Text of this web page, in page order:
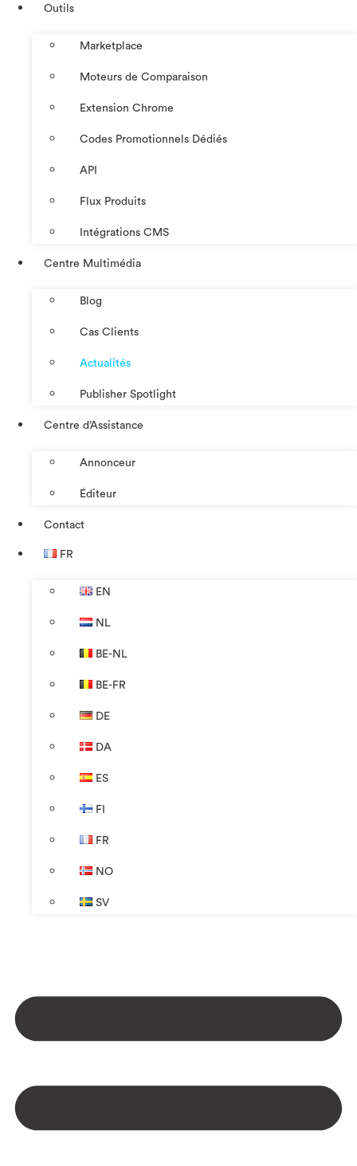
Outils
Marketplace
Moteurs de Comparaison
Extension Chrome
Codes Promotionnels Dédiés
API
Flux Produits
Intégrations CMS
Centre Multimédia
Blog
Cas Clients
Actualités
Publisher Spotlight
Centre d’Assistance
Annonceur
Éditeur
Contact
FR
EN
NL
BE-NL
BE-FR
DE
DA
ES
FI
FR
NO
SV